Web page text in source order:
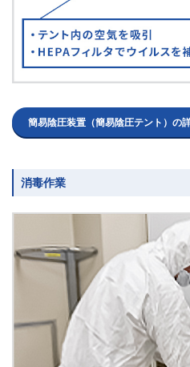
簡易陰圧装置（簡易陰圧テント）の
消毒作業